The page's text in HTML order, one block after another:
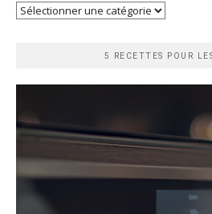
Recherche
5 RECETTES POUR